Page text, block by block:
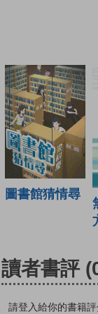
圖書館猜情尋
讀者書評
請登入給你的書籍